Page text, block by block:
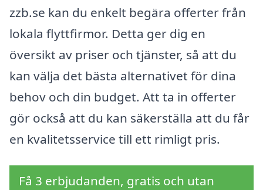
zzb.se kan du enkelt begära offerter från
lokala flyttfirmor. Detta ger dig en
översikt av priser och tjänster, så att du
kan välja det bästa alternativet för dina
behov och din budget. Att ta in offerter
gör också att du kan säkerställa att du får
en kvalitetsservice till ett rimligt pris.
Få 3 erbjudanden, gratis och utan